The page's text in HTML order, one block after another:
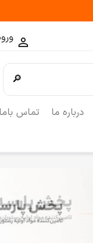

🔎
درباره ما تماس باما